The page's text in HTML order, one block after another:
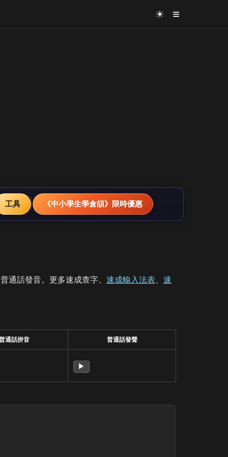
☀ ≡
工具 《中小學生學倉頡》限時優惠
通話發音。更多速成查字、 速成輸入法表、 速
通話拼音 普通話發聲
▶